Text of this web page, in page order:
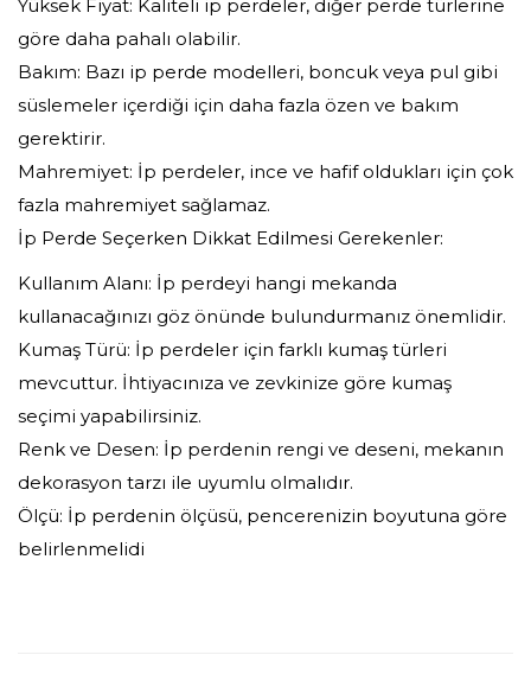
Yüksek Fiyat: Kaliteli ip perdeler, diğer perde türlerine
göre daha pahalı olabilir.
Bakım: Bazı ip perde modelleri, boncuk veya pul gibi
süslemeler içerdiği için daha fazla özen ve bakım
gerektirir.
Mahremiyet: İp perdeler, ince ve hafif oldukları için çok
fazla mahremiyet sağlamaz.
İp Perde Seçerken Dikkat Edilmesi Gerekenler:
Kullanım Alanı: İp perdeyi hangi mekanda
kullanacağınızı göz önünde bulundurmanız önemlidir.
Kumaş Türü: İp perdeler için farklı kumaş türleri
mevcuttur. İhtiyacınıza ve zevkinize göre kumaş
seçimi yapabilirsiniz.
Renk ve Desen: İp perdenin rengi ve deseni, mekanın
dekorasyon tarzı ile uyumlu olmalıdır.
Ölçü: İp perdenin ölçüsü, pencerenizin boyutuna göre
belirlenmelidi